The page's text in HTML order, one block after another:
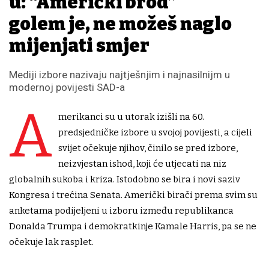
golem je, ne možeš naglo
mijenjati smjer
Mediji izbore nazivaju najtješnjim i najnasilnijm u
modernoj povijesti SAD-a
A
merikanci su u utorak izišli na 60.
predsjedničke izbore u svojoj povijesti, a cijeli
svijet očekuje njihov, činilo se pred izbore,
neizvjestan ishod, koji će utjecati na niz
globalnih sukoba i kriza. Istodobno se bira i novi saziv
Kongresa i trećina Senata. Američki birači prema svim su
anketama podijeljeni u izboru između republikanca
Donalda Trumpa i demokratkinje Kamale Harris, pa se ne
očekuje lak rasplet.